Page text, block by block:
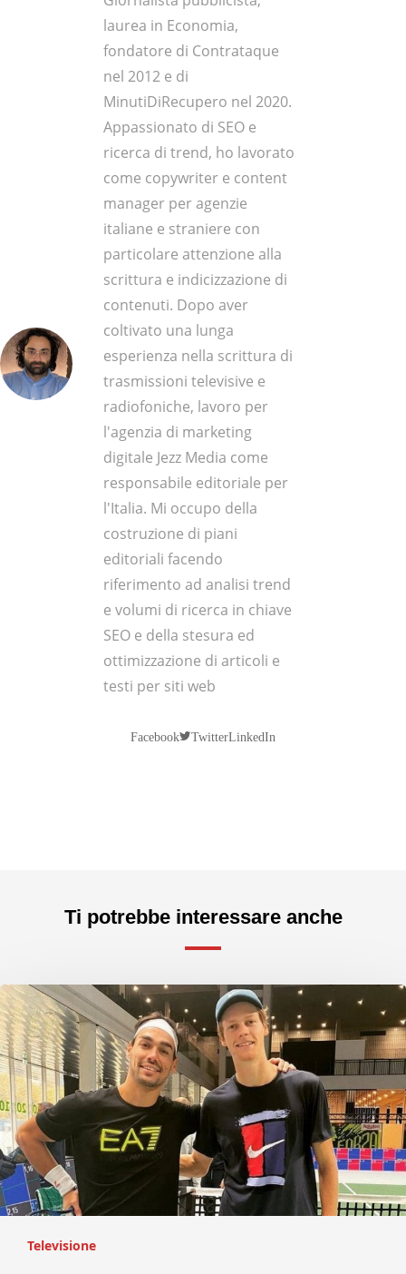
laurea in Economia,
fondatore di Contrataque
nel 2012 e di
MinutiDiRecupero nel 2020.
Appassionato di SEO e
ricerca di trend, ho lavorato
come copywriter e content
manager per agenzie
italiane e straniere con
particolare attenzione alla
scrittura e indicizzazione di
contenuti. Dopo aver
coltivato una lunga
esperienza nella scrittura di
trasmissioni televisive e
radiofoniche, lavoro per
l'agenzia di marketing
digitale Jezz Media come
responsabile editoriale per
l'Italia. Mi occupo della
costruzione di piani
editoriali facendo
riferimento ad analisi trend
e volumi di ricerca in chiave
SEO e della stesura ed
ottimizzazione di articoli e
testi per siti web
Facebook TwitterLinkedIn
Ti potrebbe interessare anche
Televisione